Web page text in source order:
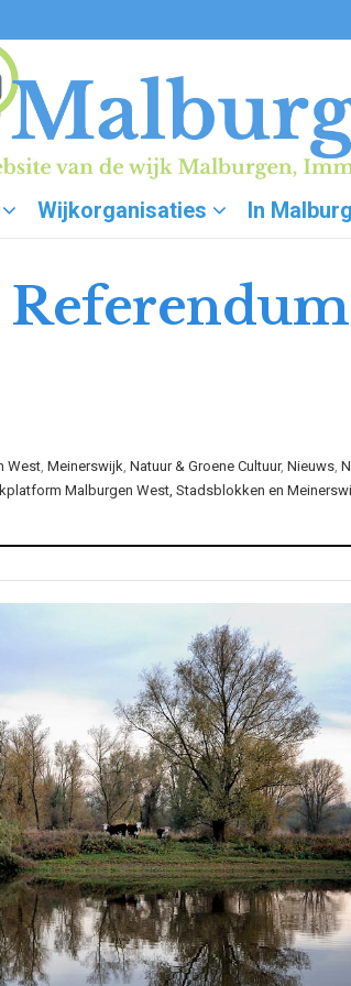
Wijkorganisaties In
West, Meinerswijk, Natuur & Groene Cultuur, Nieuws,
Malburgen West, Stadsblokken en